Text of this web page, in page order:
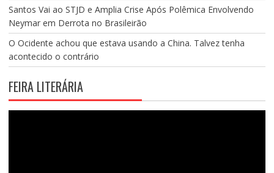
Santos Vai ao STJD e Amplia Crise Após Polêmica Envolvendo
Neymar em Derrota no Brasileirão
O Ocidente achou que estava usando a China. Talvez tenha
acontecido o contrário
FEIRA LITERÁRIA